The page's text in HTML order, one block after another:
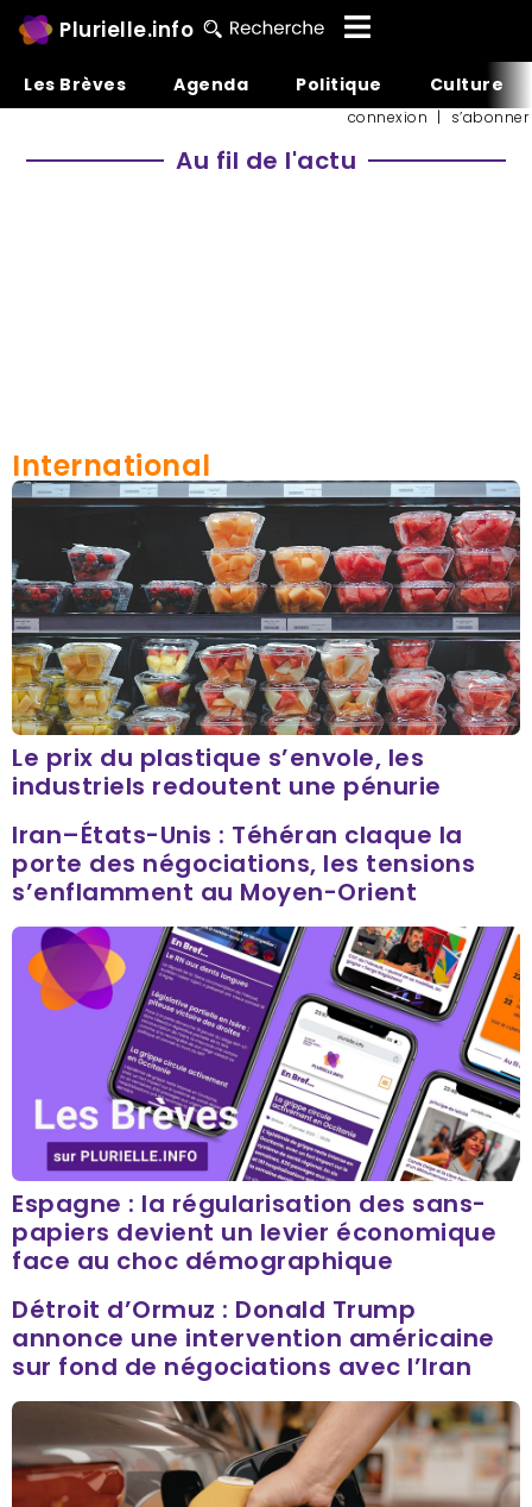
Plurielle.info
Les Brèves Agenda Politique Culture
connexion | s’abonner
Au fil de l'actu
International
Le prix du plastique s’envole, les
industriels redoutent une pénurie
Iran–États-Unis : Téhéran claque la
porte des négociations, les tensions
s’enflamment au Moyen-Orient
Espagne : la régularisation des sans-
papiers devient un levier économique
face au choc démographique
Détroit d’Ormuz : Donald Trump
annonce une intervention américaine
sur fond de négociations avec l’Iran